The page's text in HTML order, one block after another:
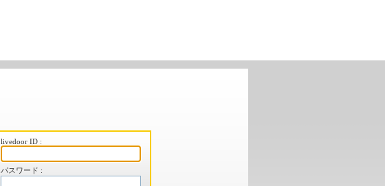
livedoor ID :
パスワード :